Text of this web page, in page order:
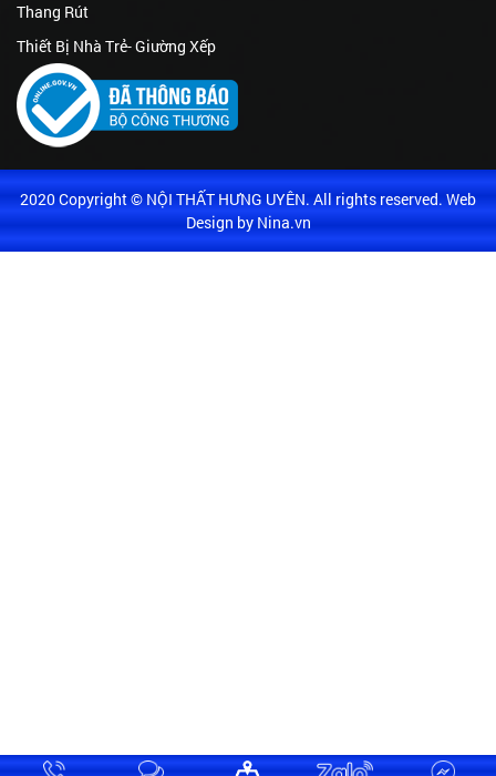
Thang Rút
Thiết Bị Nhà Trẻ- Giường Xếp
2020 Copyright © NỘI THẤT HƯNG UYÊN. All rights reserved. Web
Design by Nina.vn